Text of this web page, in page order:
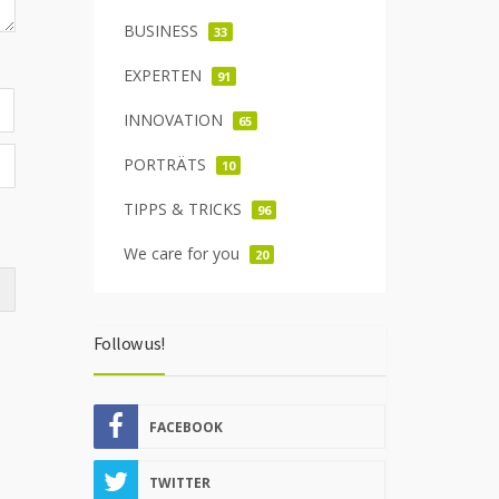
BUSINESS 33
EXPERTEN 91
INNOVATION 65
PORTRÄTS 10
TIPPS & TRICKS 96
We care for you 20
Follow us!
FACEBOOK
TWITTER